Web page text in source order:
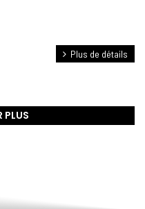
Plus de détails
PLUS